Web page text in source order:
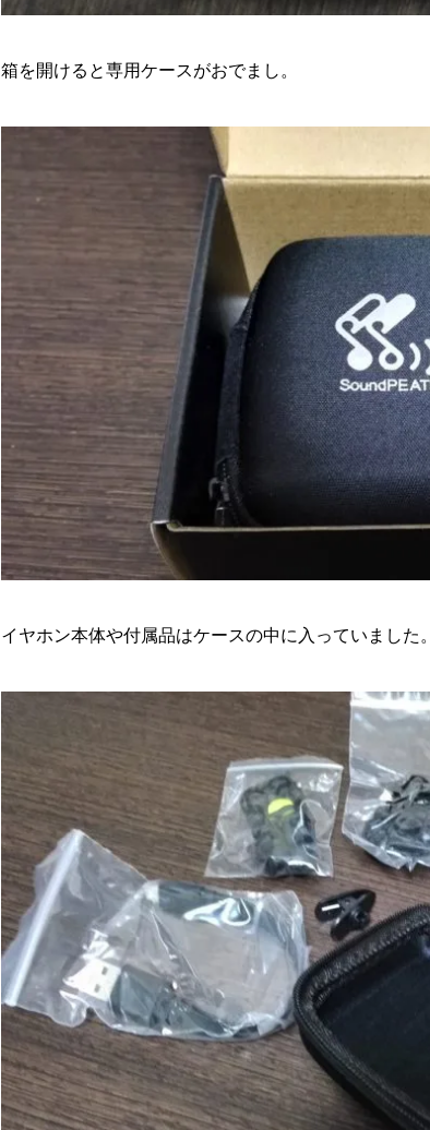
箱を開けると専用ケースがおでまし。
イヤホン本体や付属品はケースの中に入っていました。